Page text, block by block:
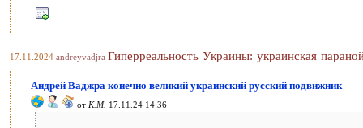
17.11.2024 andreyvadjra Гиперреальность Украины: украинская
Андрей Ваджра конечно великий украинский русский подвижник
от К.М. 17.11.24 14:36